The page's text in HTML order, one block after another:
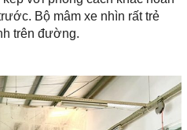
Bộ mâm xe nhìn rất trẻ
trên đường.